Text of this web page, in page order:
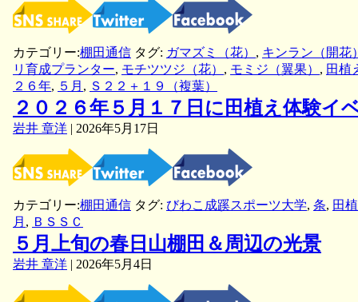
カテゴリー:棚田通信 タグ: ガマズミ（花） , キンラン（開花
リ育成プランター, モチツツジ（花） , モミジ（翼果） , 田植
２６年, ５月 , Ｓ２２＋１９（複葉）
２０２６年５月１７日に田植え体験イ
岩井 章洋 | 2026年5月17日
カテゴリー:棚田通信 タグ: びわこ成蹊スポーツ大学, 条, 田
月 , ＢＳＳＣ
５月上旬の春日山棚田＆周辺の光景
岩井 章洋 | 2026年5月4日